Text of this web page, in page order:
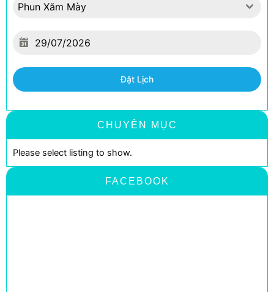
Phun Xăm Mày
Đặt Lịch
CHUYÊN MỤC
Please select listing to show.
FACEBOOK